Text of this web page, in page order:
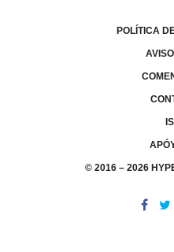
POLÍTICA
© 2016 – 2026